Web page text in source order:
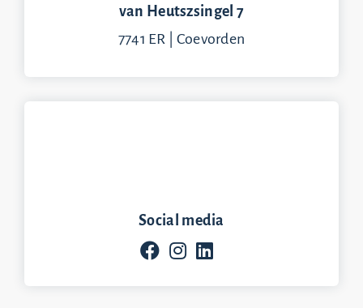
van Heutszsingel 7
7741 ER | Coevorden
Social media